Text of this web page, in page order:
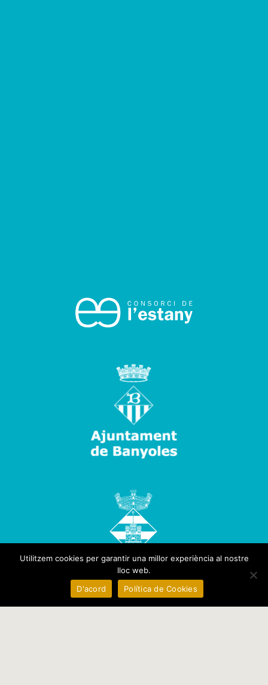
Utilitzem cookies per garantir una millor experiència al nostre
lloc web.
D'acord
Política de Cookies